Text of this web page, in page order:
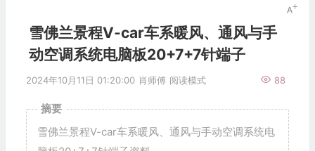
雪佛兰景程V-car车系暖风、通风与手
动空调系统电脑板20+7+7针端子
2024年10月11日 01:20:00 肖师傅 88
阅读模式
摘要
雪佛兰景程V-car车系暖风、通风与手动空调系统电